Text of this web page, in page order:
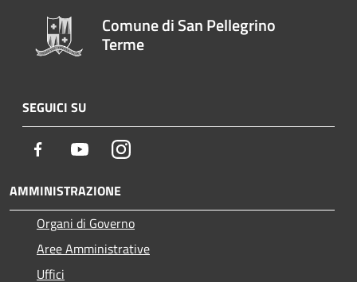
Comune di San Pellegrino
Terme
SEGUICI SU
Facebook YoutubeInstagram
AMMINISTRAZIONE
Organi di Governo
Aree Amministrative
Uffici